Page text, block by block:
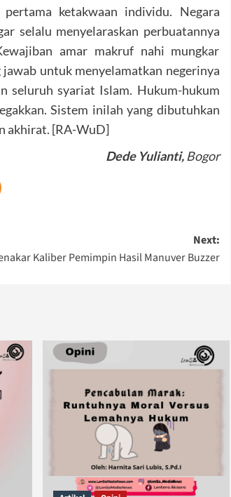
ketakwaan individu. Negara
selalu menyelaraskan perbuatannya
amar makruf nahi mungkar
untuk menyelamatkan negerinya
seluruh syariat Islam. Hukum-hukum
Sistem inilah yang dibutuhkan
akhirat. [RA-WuD]
Dede Yulianti, Bogor
Next:
Kaliber Pemimpin Hasil Manuver Buzzer